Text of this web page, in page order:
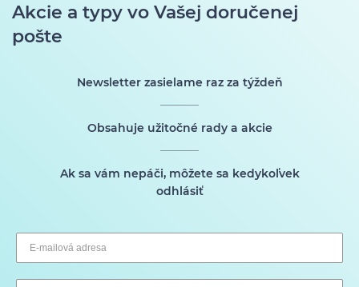
Akcie a typy vo Vašej doručenej
pošte
Newsletter zasielame raz za týždeň
Obsahuje užitočné rady a akcie
Ak sa vám nepáči, môžete sa kedykoľvek
odhlásiť